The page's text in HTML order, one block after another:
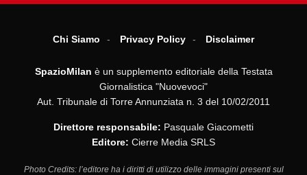
Chi Siamo Privacy Policy Disclaimer
SpazioMilan è un supplemento editoriale della Testata
Giornalistica "Nuovevoci"
Aut. Tribunale di Torre Annunziata n. 3 del 10/02/2011
Direttore responsabile: Pasquale Giacometti
Editore: Cierre Media SRLS
Photo Credits: l’editore ha i diritti di utilizzo delle immagini presenti sul